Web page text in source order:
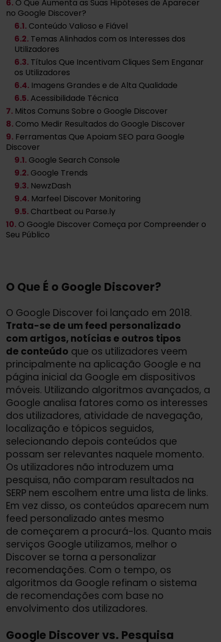
6. O Que Aumenta as Suas Hipóteses de Aparecer
no Google Discover?
6.1. Conteúdo Valioso e Fiável
6.2. Temas Alinhados com os Interesses dos
Utilizadores
6.3. Títulos Que Incentivam Cliques Sem Enganar
os Utilizadores
6.4. Imagens Grandes e de Alta Qualidade
6.5. Acessibilidade Técnica
7. Mitos Comuns Sobre o Google Discover
8. Como Medir Resultados do Google Discover
9. Ferramentas Que Apoiam SEO para Google
Discover
9.1. Google Search Console
9.2. Google Trends
9.3. NewzDash
9.4. Marfeel Discover Monitoring
9.5. Chartbeat ou Parse.ly
10. O Google Discover Começa por Compreender o
Seu Público
O Que É o Google Discover?
O Google Discover foi lançado em 2018.
Trata-se de um feed personalizado
com artigos, notícias e outros tipos
de conteúdo que os utilizadores veem
principalmente na aplicação Google e na
página inicial da Google em dispositivos
móveis. Utilizando algoritmos avançados, a
Google analisa fatores como os interesses
dos utilizadores, atividade de navegação,
localização e tópicos seguidos,
selecionando depois conteúdos que
possam ser relevantes naquele momento.
Os utilizadores não introduzem uma
pesquisa, não comparam resultados na
SERP nem escolhem entre uma lista de links.
Em vez disso, os conteúdos aparecem num
feed personalizado antes mesmo
de começarem a procurá-los. Quanto mais
serviços Google utilizamos, melhor o
Discover se torna a personalizar
recomendações. Com o tempo, os
algoritmos da Google refinam o sistema
de recomendações com base no
envolvimento dos utilizadores.
Google Discover vs. Pesquisa